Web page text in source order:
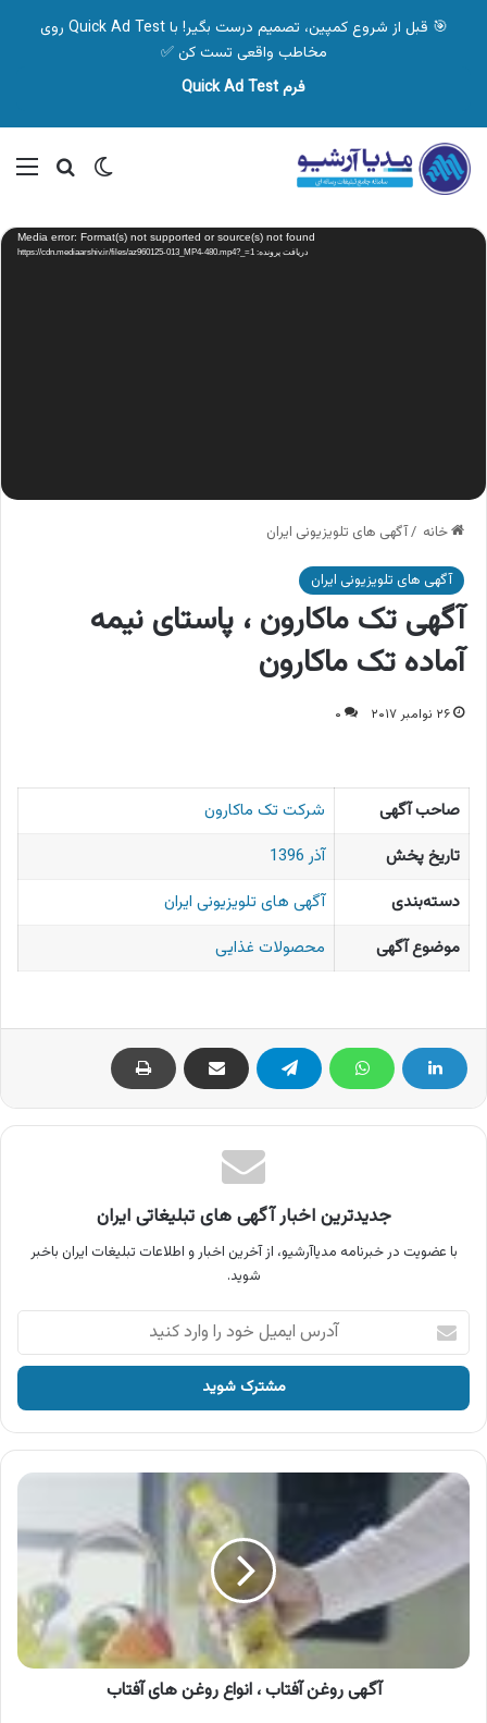
🎯 قبل از شروع کمپین، تصمیم درست بگیر! با Quick Ad Test روی
مخاطب واقعی تست کن ✅
فرم Quick Ad Test
تغییر پوسته
نمایشگر
ویدیو Media error: Format(s) not supported or source(s) not found
دریافت پرونده: https://cdn.mediaarshiv.ir/files/az960125-013_MP4-480.mp4?_=1
خانه /آگهی های تلویزیونی ایران
آگهی های تلویزیونی ایران
آگهی تک ماکارون ، پاستای نیمه
آماده تک ماکارون
۲۶ نوامبر ۲۰۱۷ ۰
صاحب آگهی
شرکت تک ماکارون
تاریخ پخش
آذر 1396
دسته‌بندی
آگهی های تلویزیونی ایران
موضوع آگهی
محصولات غذایی
جدیدترین اخبار آگهی های تبلیغاتی ایران
با عضویت در خبرنامه مدیاآرشیو، از آخرین اخبار و اطلاعات تبلیغات ایران باخبر
شوید.
آدرس
ایمیل
خود
وارد
کنید
آگهی
انواع
آگهی روغن آفتاب ، انواع روغن های آفتاب